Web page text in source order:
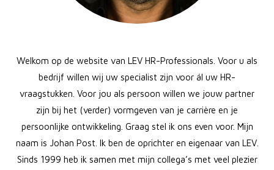
Welkom op de website van LEV HR-Professionals. Voor u als
bedrijf willen wij uw specialist zijn voor ál uw HR-
vraagstukken. Voor jou als persoon willen we jouw partner
zijn bij het (verder) vormgeven van je carrière en je
persoonlijke ontwikkeling. Graag stel ik ons even voor. Mijn
naam is Johan Post. Ik ben de oprichter en eigenaar van LEV.
Sinds 1999 heb ik samen met mijn collega’s met veel plezier